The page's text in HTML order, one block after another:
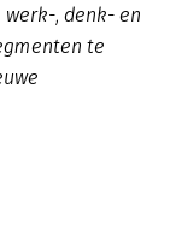
, denk- en
te